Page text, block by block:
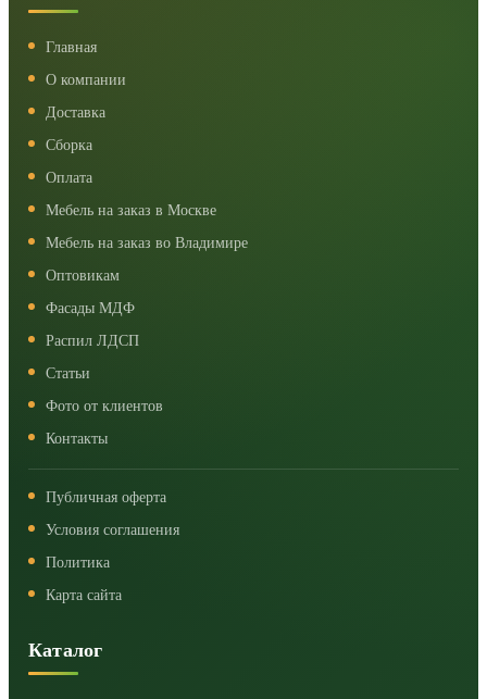
Главная
О компании
Доставка
Сборка
Оплата
Мебель на заказ в Москве
Мебель на заказ во Владимире
Оптовикам
Фасады МДФ
Распил ЛДСП
Статьи
Фото от клиентов
Контакты
Публичная оферта
Условия соглашения
Политика
Карта сайта
Каталог